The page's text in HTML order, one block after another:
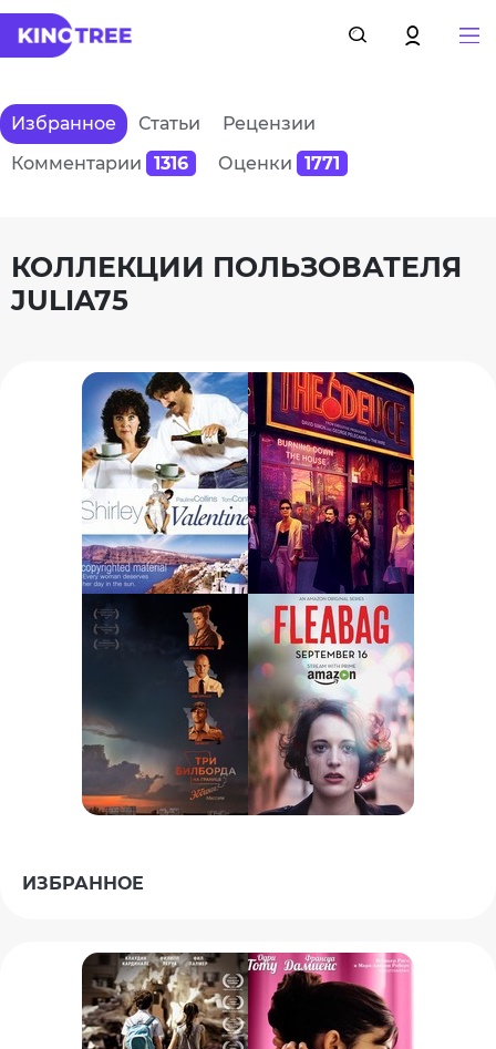
Избранное Статьи
Рецензии
Комментарии
1316 Оценки 1771
КОЛЛЕКЦИИ ПОЛЬЗОВАТЕЛЯ
JULIA75
ИЗБРАННОЕ